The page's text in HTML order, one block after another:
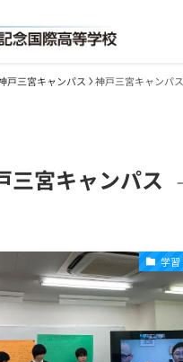
戸三宮キャンパス 神戸三宮キャンパ
三宮キャンパス
学習